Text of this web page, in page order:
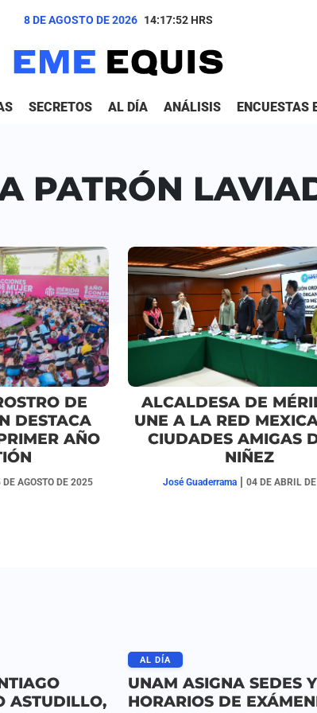
8 DE AGOSTO DE 2026 14:17:52 HRS
SECRETOS AL DÍA ANÁLISIS ENCUESTAS
PATRÓN
DE
DESTACA
AÑO
DE AGOSTO DE 2025
ALCALDESA DE
UNE A LA RED
CIUDADES AMIGAS
NIÑEZ
José Guaderrama | 04 DE ABRIL
ASTUDILLO,
AL DÍA
UNAM ASIGNA SEDES Y
HORARIOS DE